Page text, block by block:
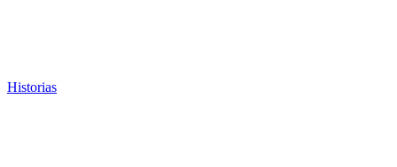
Historias